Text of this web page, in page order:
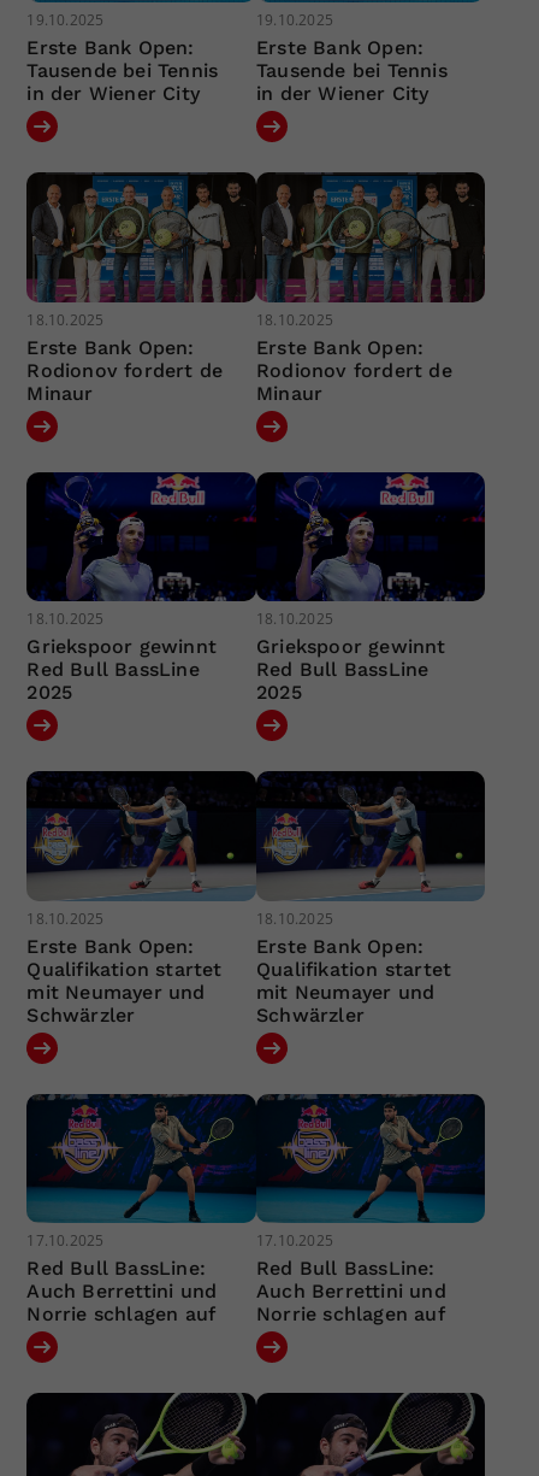
19.10.2025
Erste Bank Open:
Tausende bei Tennis
in der Wiener City
19.10.2025
Erste Bank Open:
Tausende bei Tennis
in der Wiener City
18.10.2025
Erste Bank Open:
Rodionov fordert de
Minaur
18.10.2025
Erste Bank Open:
Rodionov fordert de
Minaur
18.10.2025
Griekspoor gewinnt
Red Bull BassLine
2025
18.10.2025
Griekspoor gewinnt
Red Bull BassLine
2025
18.10.2025
Erste Bank Open:
Qualifikation startet
mit Neumayer und
Schwärzler
18.10.2025
Erste Bank Open:
Qualifikation startet
mit Neumayer und
Schwärzler
17.10.2025
Red Bull BassLine:
Auch Berrettini und
Norrie schlagen auf
17.10.2025
Red Bull BassLine:
Auch Berrettini und
Norrie schlagen auf